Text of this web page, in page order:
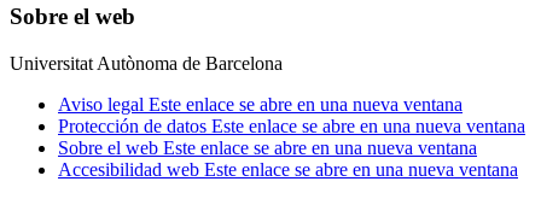
Sobre el web
Universitat Autònoma de Barcelona
Aviso legal Este enlace se abre en una nueva ventana
Protección de datos Este enlace se abre en una nueva ventana
Sobre el web Este enlace se abre en una nueva ventana
Accesibilidad web Este enlace se abre en una nueva ventana